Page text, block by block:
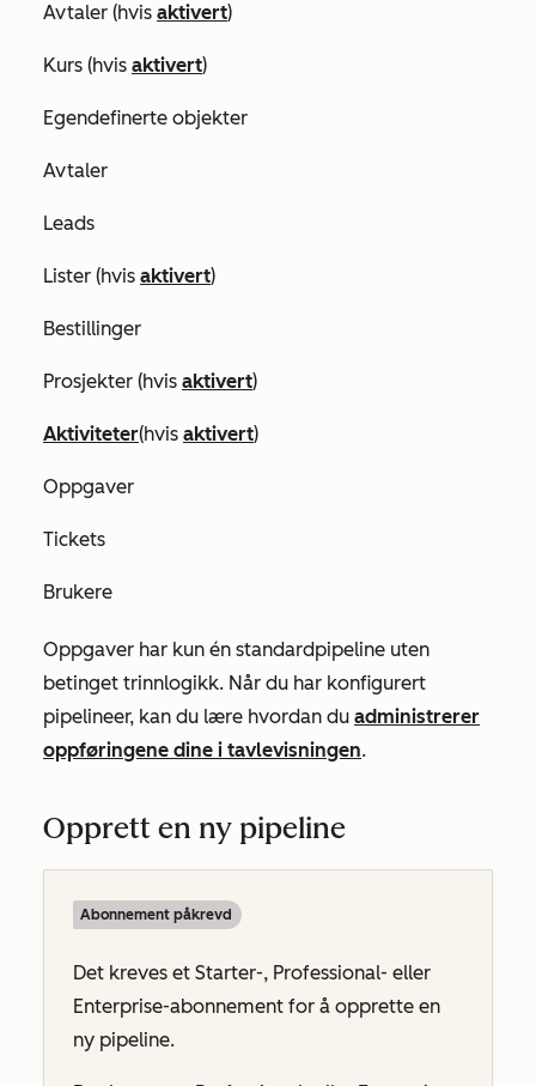
Avtaler (hvis aktivert)
Kurs (hvis aktivert)
Egendefinerte objekter
Avtaler
Leads
Lister (hvis aktivert)
Bestillinger
Prosjekter (hvis aktivert)
Aktiviteter(hvis aktivert)
Oppgaver
Tickets
Brukere
Oppgaver har kun én standardpipeline uten
betinget trinnlogikk. Når du har konfigurert
pipelineer, kan du lære hvordan du administrerer
oppføringene dine i tavlevisningen.
Opprett en ny pipeline
Abonnement påkrevd
Det kreves et Starter-, Professional- eller
Enterprise-abonnement for å opprette en
ny pipeline.